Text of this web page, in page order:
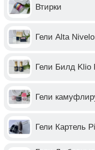
Втирки
Гели Alta Nivelo
Гели Билд Klio
Гели
Гели Картель